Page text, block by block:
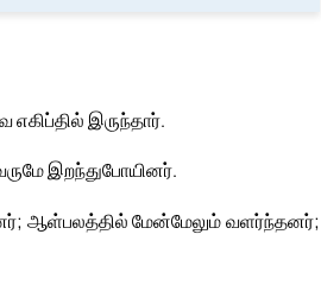
இருந்தார்.
இறந்துபோயினர்.
ஆள்பலத்தில் மேன்மேலும் வளர்ந்தனர்;